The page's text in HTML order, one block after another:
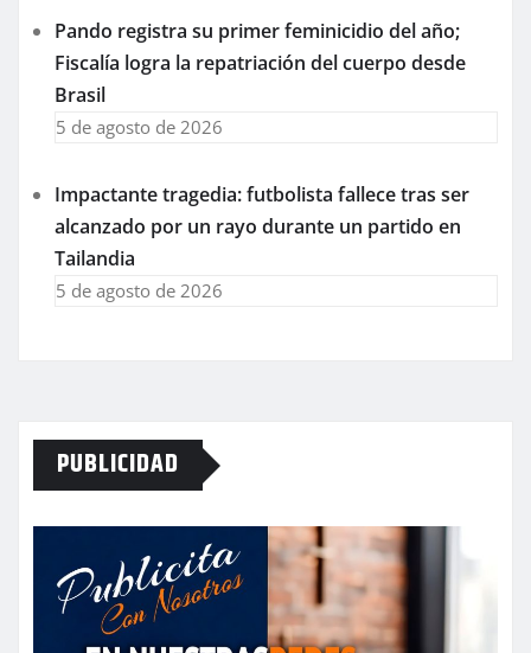
Pando registra su primer feminicidio del año;
Fiscalía logra la repatriación del cuerpo desde
Brasil
5 de agosto de 2026
Impactante tragedia: futbolista fallece tras ser
alcanzado por un rayo durante un partido en
Tailandia
5 de agosto de 2026
PUBLICIDAD